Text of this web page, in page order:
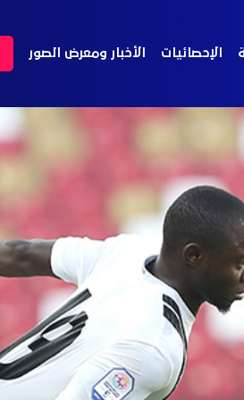
الإحصائيات الأخبار ومعرض الصور